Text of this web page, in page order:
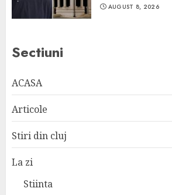
AUGUST 8, 2026
Sectiuni
ACASA
Articole
Stiri din cluj
La zi
Stiinta